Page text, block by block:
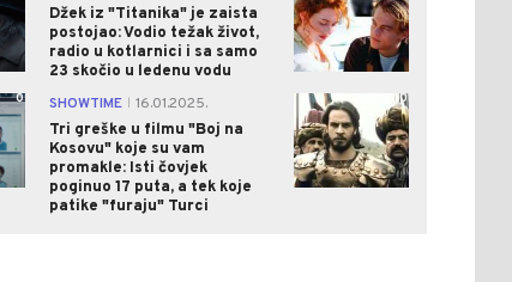
Džek iz "Titanika" je zaista
postojao: Vodio težak život,
radio u kotlarnici i sa samo
23 skočio u ledenu vodu
0 SHOWTIME
16.01.2025.
Tri greške u filmu "Boj na
Kosovu" koje su vam
promakle: Isti čovjek
poginuo 17 puta, a tek koje
patike "furaju" Turci
0